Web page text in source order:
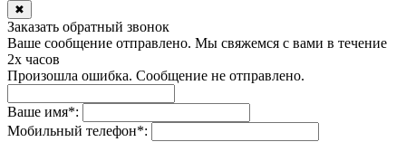
✖
Заказать обратный звонок
Ваше сообщение отправлено. Мы свяжемся с вами в течение
2х часов
Произошла ошибка. Сообщение не отправлено.
Ваше имя*:
Мобильный телефон*: